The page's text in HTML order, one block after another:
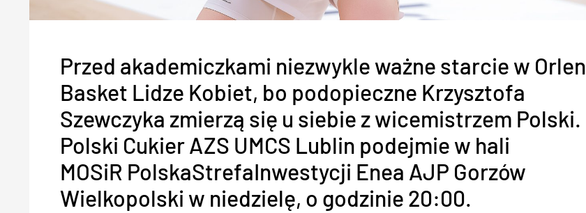
Przed akademiczkami niezwykle ważne starcie w Orlen
Basket Lidze Kobiet, bo podopieczne Krzysztofa
Szewczyka zmierzą się u siebie z wicemistrzem Polski.
Polski Cukier AZS UMCS Lublin podejmie w hali
MOSiR PolskaStrefaInwestycji Enea AJP Gorzów
Wielkopolski w niedzielę, o godzinie 20:00.